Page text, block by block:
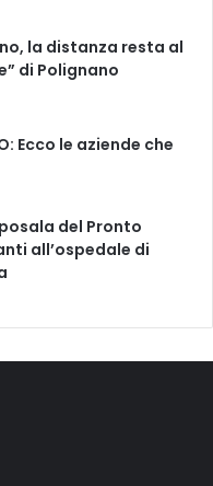
la distanza resta al
di Polignano
Ecco le aziende che
del Pronto
all’ospedale di